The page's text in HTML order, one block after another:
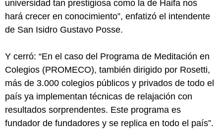
universidad tan prestigiosa como la de Haifa nos
hará crecer en conocimiento”, enfatizó el intendente
de San Isidro Gustavo Posse.
Y cerró: “En el caso del Programa de Meditación en
Colegios (PROMECO), también dirigido por Rosetti,
más de 3.000 colegios públicos y privados de todo el
país ya implementan técnicas de relajación con
resultados sorprendentes. Este programa es
fundador de fundadores y se replica en todo el país”.